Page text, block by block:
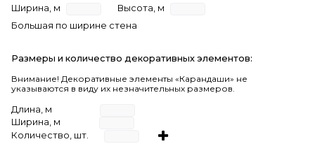
Ширина, м
Высота, м
Большая по ширине стена
Размеры и количество декоративных элементов:
Внимание! Декоративные элементы «Карандаши» не
указываются в виду их незначительных размеров.
Длина, м
Ширина, м
Количество, шт.